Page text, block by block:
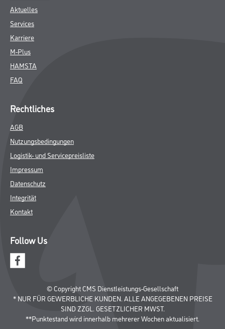
Aktuelles
Services
Karriere
M-Plus
HAMSTA
FAQ
Rechtliches
AGB
Nutzungsbedingungen
Logistik- und Servicepreisliste
Impressum
Datenschutz
Integrität
Kontakt
Follow Us
© Copyright CMS Dienstleistungs-Gesellschaft
* NUR FÜR GEWERBLICHE KUNDEN. ALLE ANGEGEBENEN PREISE
SIND ZZGL. GESETZLICHER MWST.
**Punktestand wird innerhalb mehrerer Wochen aktualisiert.